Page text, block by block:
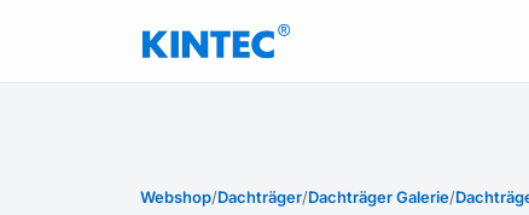
Webshop/Dachträger/Dachträger Galerie/